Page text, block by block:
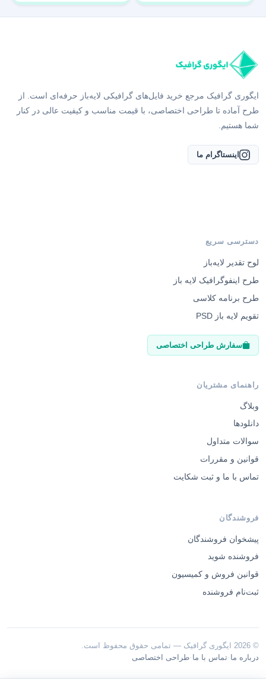
ایگوری گرافیک مرجع خرید فایل‌های گرافیکی لایه‌باز حرفه‌ای است. از
طرح آماده تا طراحی اختصاصی، با قیمت مناسب و کیفیت عالی در کنار
شما هستیم.
اینستاگرام ما
دسترسی سریع
لوح تقدیر لایه‌باز
طرح اینفوگرافیک لایه باز
طرح برنامه کلاسی
تقویم لایه باز PSD
سفارش طراحی اختصاصی
راهنمای مشتریان
وبلاگ
دانلودها
سوالات متداول
قوانین و مقررات
تماس با ما و ثبت شکایت
فروشندگان
پیشخوان فروشندگان
فروشنده شوید
قوانین فروش و کمیسیون
ثبت‌نام فروشنده
© 2026 ایگوری گرافیک — تمامی حقوق محفوظ است.
درباره ما ·تماس با ما ·طراحی اختصاصی